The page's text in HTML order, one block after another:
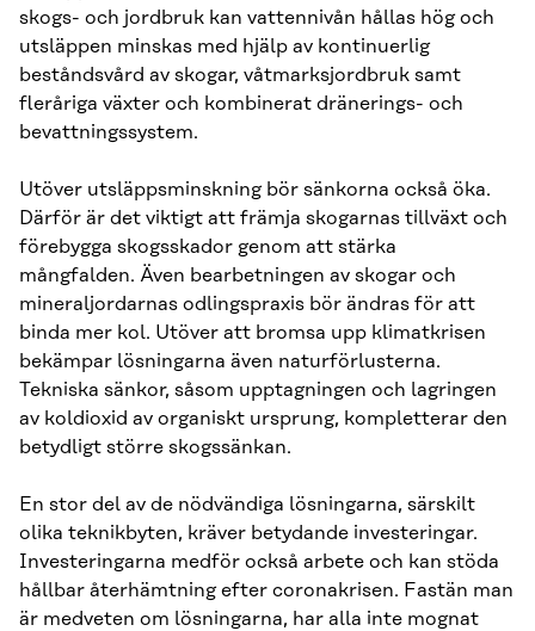
skogs- och jordbruk kan vattennivån hållas hög och
utsläppen minskas med hjälp av kontinuerlig
beståndsvård av skogar, våtmarksjordbruk samt
fleråriga växter och kombinerat dränerings- och
bevattningssystem.
Utöver utsläppsminskning bör sänkorna också öka.
Därför är det viktigt att främja skogarnas tillväxt och
förebygga skogsskador genom att stärka
mångfalden. Även bearbetningen av skogar och
mineraljordarnas odlingspraxis bör ändras för att
binda mer kol. Utöver att bromsa upp klimatkrisen
bekämpar lösningarna även naturförlusterna.
Tekniska sänkor, såsom upptagningen och lagringen
av koldioxid av organiskt ursprung, kompletterar den
betydligt större skogssänkan.
En stor del av de nödvändiga lösningarna, särskilt
olika teknikbyten, kräver betydande investeringar.
Investeringarna medför också arbete och kan stöda
hållbar återhämtning efter coronakrisen. Fastän man
är medveten om lösningarna, har alla inte mognat